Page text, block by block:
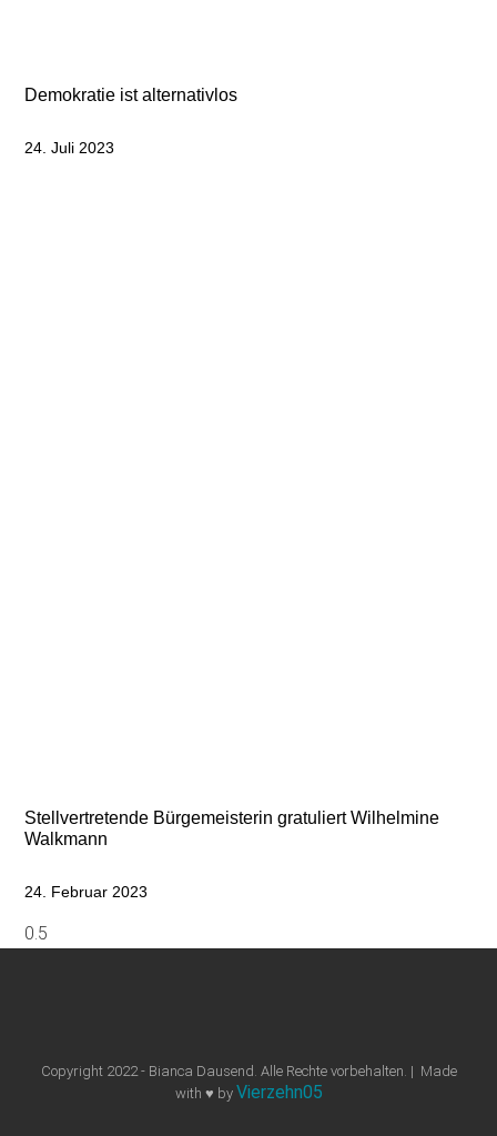
Demokratie ist alternativlos
24. Juli 2023
Stellvertretende Bürgemeisterin gratuliert Wilhelmine
Walkmann
24. Februar 2023
Copyright 2022 - Bianca Dausend. Alle Rechte vorbehalten. | Made
with ♥ by Vierzehn05